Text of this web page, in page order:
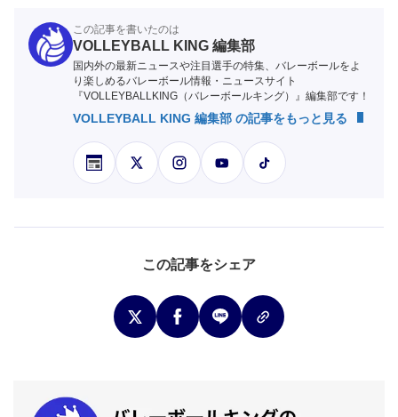
この記事を書いたのは
VOLLEYBALL KING 編集部
国内外の最新ニュースや注目選手の特集、バレーボールをよ
り楽しめるバレーボール情報・ニュースサイト
『VOLLEYBALLKING（バレーボールキング）』編集部です！
VOLLEYBALL KING 編集部 の記事をもっと見る
この記事をシェア